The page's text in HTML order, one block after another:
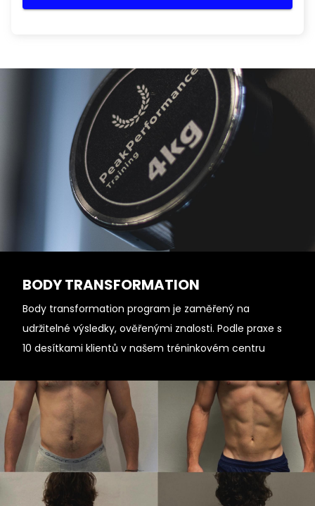
BODY TRANSFORMATION
Body transformation program je zaměřený na
udržitelné výsledky, ověřenými znalosti. Podle praxe s
10 desítkami klientů v našem tréninkovém centru